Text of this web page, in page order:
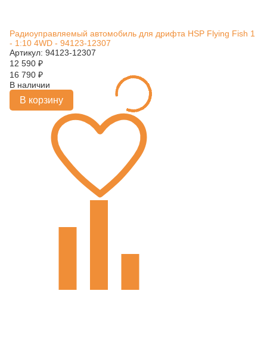
Радиоуправляемый автомобиль для дрифта HSP Flying Fish 1
- 1:10 4WD - 94123-12307
Артикул: 94123-12307
12 590 ₽
16 790 ₽
В наличии
В корзину